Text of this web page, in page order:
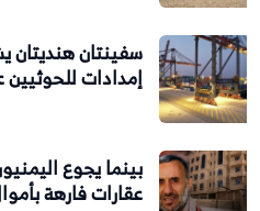
سفينتان هنديتان
إمدادات
بينما يجوع
عقارات فارهة